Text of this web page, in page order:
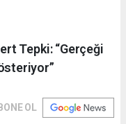
Tepki: “Gerçeği
OL